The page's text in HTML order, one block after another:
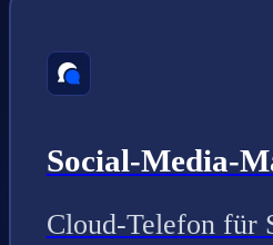
Social-Media-
Cloud-Telefon für